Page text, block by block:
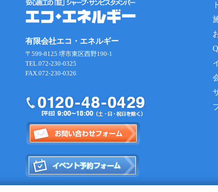
有限会社エコ・エネルギー
〒599-8125 堺市東区西野190-1
TEL.072-230-0325
FAX.072-230-0326